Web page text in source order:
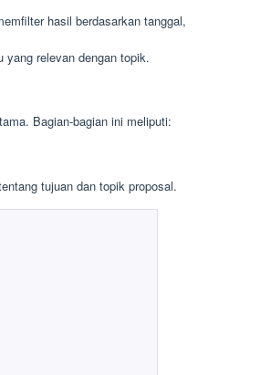
hasil berdasarkan tanggal,
relevan dengan topik.
Bagian-bagian ini meliputi:
tujuan dan topik proposal.